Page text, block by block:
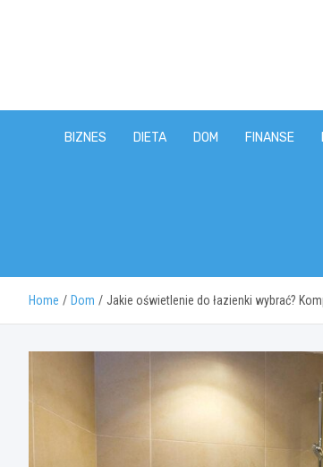
BIZNES DIETA DOM FINANSE
Home Dom Jakie oświetlenie do łazienki wybrać?